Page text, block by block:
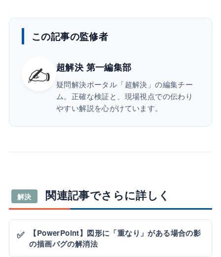
この記事の監修者
✍️ 超解決 第一編集部
疑問解決ポータル「超解決」の編集チー
ム。正確な検証と、現場視点での伝わり
やすい解説を心がけています。
解決 関連記事でさらに詳しく
✅
【PowerPoint】図形に「重なり」がある場合の影
の描画バグの解消法